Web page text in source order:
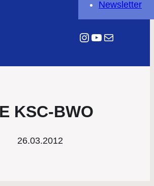
Newsletter
Instagram
YouTube
E-Mail
KSC-BWO
26.03.2012